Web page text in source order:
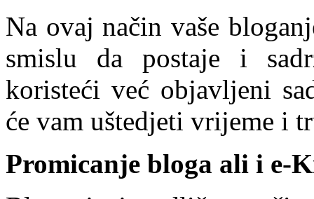
Na ovaj način vaše
smislu da postaje i
koristeći već objavljeni
će vam uštedjeti vrijeme i
Promicanje bloga ali i e-